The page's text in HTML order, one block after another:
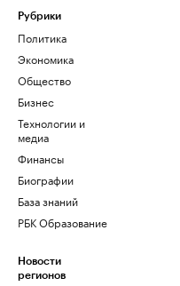
Рубрики
Политика
Экономика
Общество
Бизнес
Технологии и
медиа
Финансы
Биографии
База знаний
РБК Образование
Новости
регионов